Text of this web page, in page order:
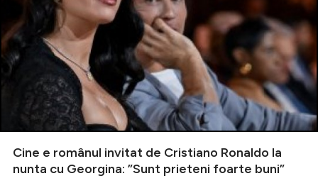
Cine e românul invitat de Cristiano Ronaldo la
nunta cu Georgina: ”Sunt prieteni foarte buni”